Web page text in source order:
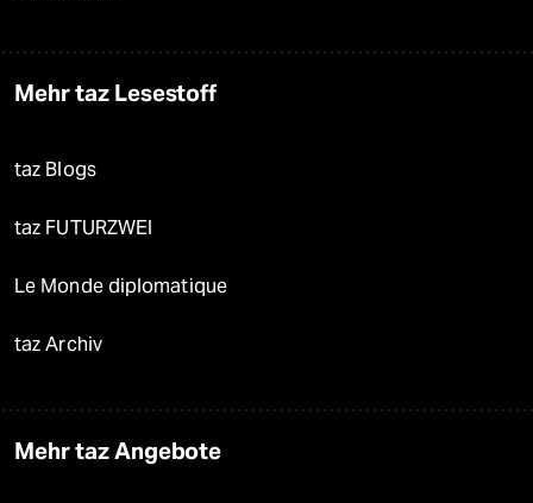
Mehr taz Lesestoff
taz Blogs
taz FUTURZWEI
Le Monde diplomatique
taz Archiv
Mehr taz Angebote